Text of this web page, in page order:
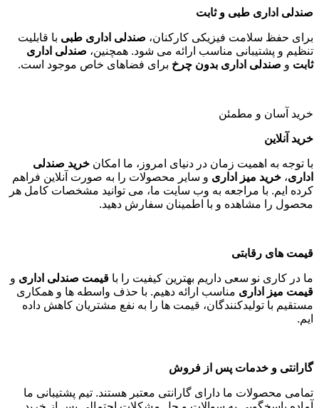
صندلی اداری طبی و ثابت
برای حفظ سلامت فیزیکی کارکنان، صندلی اداری طبی با قابلیت
تنظیم و پشتیبانی مناسب ارائه می شود. همچنین، صندلی اداری
ثابت و صندلی اداری بدون چرخ برای فضاهای خاص موجود است.
خرید آسان و مطمئن
خرید آنلاین
با توجه به اهمیت زمان در دنیای امروز، ما امکان خرید صندلی
اداری، خرید میز اداری و سایر محصولات را به صورت آنلاین فراهم
کرده ایم. با مراجعه به وب سایت ما، می توانید مشخصات کامل هر
محصول را مشاهده و با اطمینان سفارش دهید.
قیمت های رقابتی
ما در کاری نو سعی داریم بهترین کیفیت را با قیمت صندلی اداری و
قیمت میز اداری مناسب ارائه دهیم. با حذف واسطه ها و همکاری
مستقیم با تولیدکنندگان، قیمت ها را به نفع مشتریان کاهش داده
ایم.
گارانتی و خدمات پس از فروش
تمامی محصولات ما دارای گارانتی معتبر هستند. تیم پشتیبانی ما